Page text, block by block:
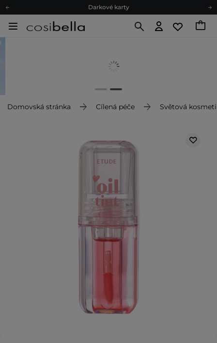
Darkové karty
Darkové karty
Domovská stránka Cílená péče Světová